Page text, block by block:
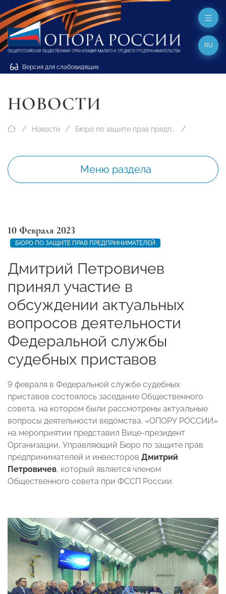
Версия для слабовидящих
RU
НОВОСТИ
Новости Бюро по защите прав предпринимателей
Меню раздела
10 Февраля 2023
БЮРО ПО ЗАЩИТЕ ПРАВ ПРЕДПРИНИМАТЕЛЕЙ
Дмитрий Петровичев
принял участие в
обсуждении актуальных
вопросов деятельности
Федеральной службы
судебных приставов
9 февраля в Федеральной службе судебных
приставов состоялось заседание Общественного
совета, на котором были рассмотрены актуальные
вопросы деятельности ведомства. «ОПОРУ РОССИИ»
на мероприятии представил Вице-президент
Организации, Управляющий Бюро по защите прав
предпринимателей и инвесторов Дмитрий
Петровичев, который является членом
Общественного совета при ФССП России.